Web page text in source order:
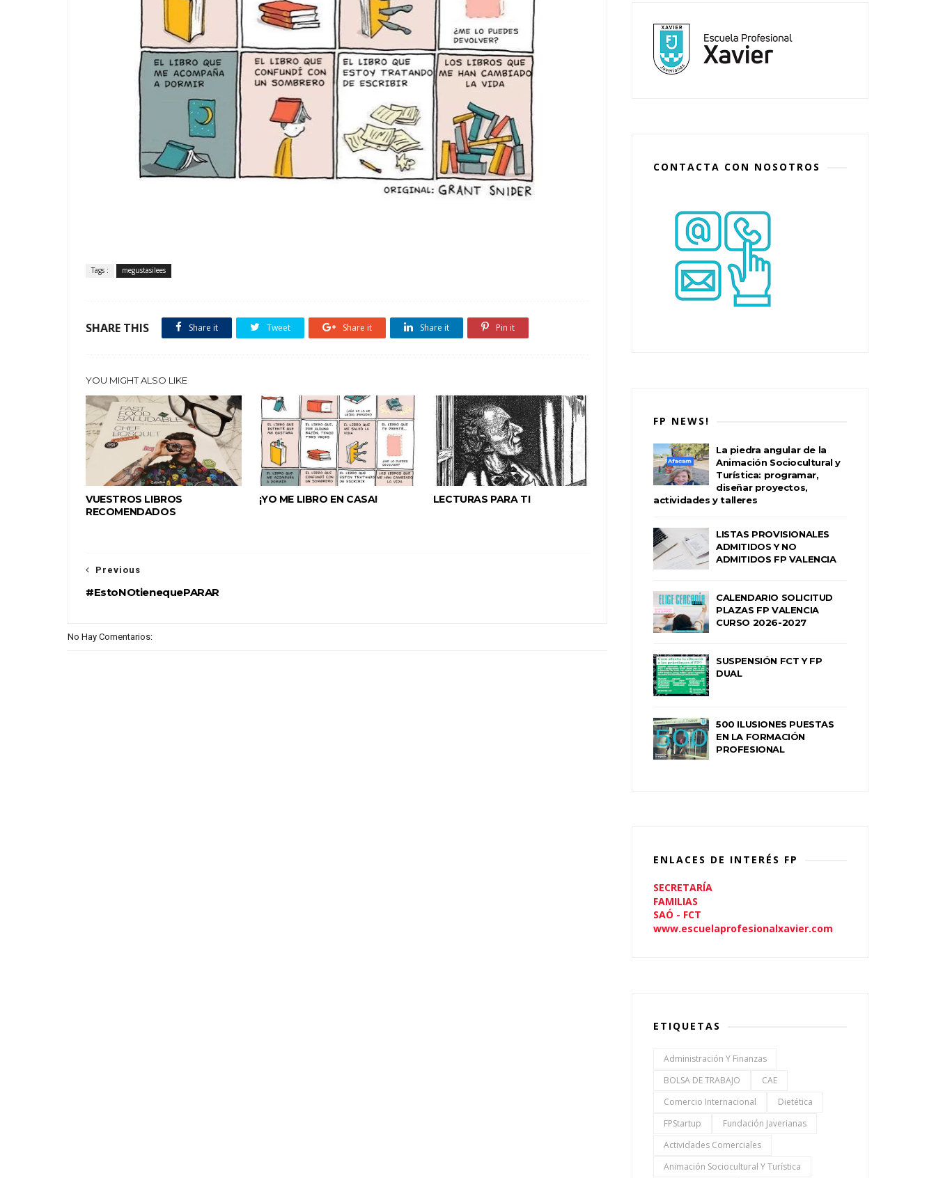
Tags : megustasilees
SHARE THIS Share it Tweet Share it Share it Pin it
YOU MIGHT ALSO LIKE
VUESTROS LIBROS
RECOMENDADOS
¡YO ME LIBRO EN CASA! LECTURAS PARA TI
Previous
#EstoNOtienequePARAR
No Hay Comentarios:
CONTACTA CON NOSOTROS
FP NEWS!
La piedra angular de la
Animación Sociocultural y
Turística: programar,
diseñar proyectos,
actividades y talleres
LISTAS PROVISIONALES
ADMITIDOS Y NO
ADMITIDOS FP VALENCIA
CALENDARIO SOLICITUD
PLAZAS FP VALENCIA
CURSO 2026-2027
SUSPENSIÓN FCT Y FP
DUAL
500 ILUSIONES PUESTAS
EN LA FORMACIÓN
PROFESIONAL
ENLACES DE INTERÉS FP
SECRETARÍA
FAMILIAS
SAÓ - FCT
www.escuelaprofesionalxavier.com
ETIQUETAS
Administración Y Finanzas
BOLSA DE TRABAJO
CAE
Comercio Internacional
Dietética
FPStartup
Fundación Javerianas
Actividades Comerciales
Animación Sociocultural Y Turística